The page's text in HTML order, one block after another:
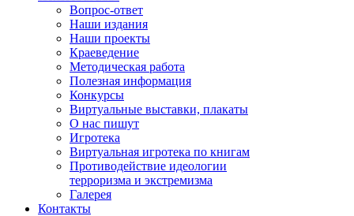
Вопрос-ответ
Наши издания
Наши проекты
Краеведение
Методическая работа
Полезная информация
Конкурсы
Виртуальные выставки, плакаты
О нас пишут
Игротека
Виртуальная игротека по книгам
Противодействие идеологии
терроризма и экстремизма
Галерея
Контакты